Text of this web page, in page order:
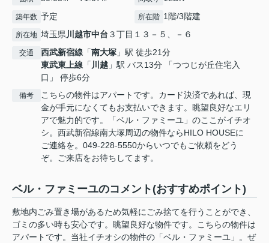
築年数 予定 所在階 1階/3階建
所在地 埼玉県川越市中台 ３丁目１３－５、－６
交通 西武新宿線 「南大塚 」駅 徒歩21分
東武東上線 「 川越 」駅 バス13分 「つつじが丘住宅入
口」 停歩6分
備考
こちらの物件はアパートです。カード決済であれば、現
金が手元になくてもお支払いできます。眺望良好なエリ
アで魅力的です。「ベル・ファミーユ」のここがイチオ
シ。西武新宿線南大塚周辺の物件ならHILO HOUSEに
ご連絡を。049-228-5550からいつでもご依頼をどう
ぞ。ご来店をお待ちしてます。
ベル・ファミーユのコメント(おすすめポイント)
敷地内ごみ置き場があるため気軽にごみ捨てを行うことができ、
ゴミの多い時も安心です。眺望良好な物件です。こちらの物件は
アパートです。当社イチオシの物件の「ベル・ファミーユ」。ぜ